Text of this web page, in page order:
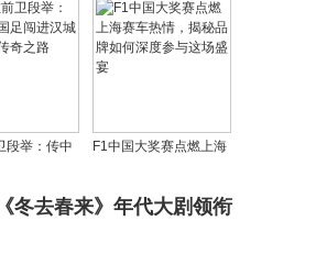
生
段举：传中
路
F1中国大奖赛点燃上海
何深度参与这场盛宴
冬去春来》年代大剧领衔